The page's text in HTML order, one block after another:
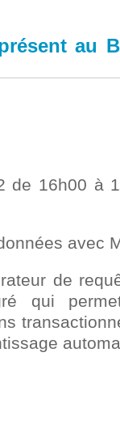
au
de 16h00 à
avec
de
qui